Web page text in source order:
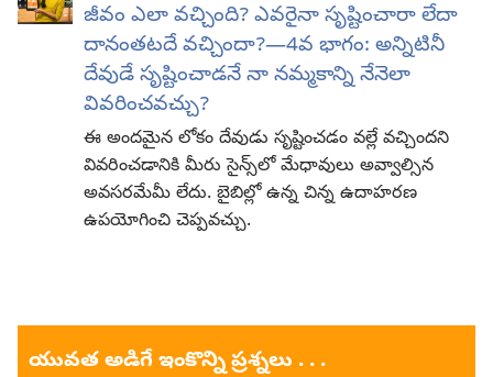
జీవం ఎలా వచ్చింది? ఎవరైనా సృష్టించారా లేదా
దానంతటదే వచ్చిందా?—4వ భాగం: అన్నిటినీ
దేవుడే సృష్టించాడనే నా నమ్మకాన్ని నేనెలా
వివరించవచ్చు?
ఈ అందమైన లోకం దేవుడు సృష్టించడం వల్లే వచ్చిందని
వివరించడానికి మీరు సైన్స్‌లో మేధావులు అవ్వాల్సిన
అవసరమేమీ లేదు. బైబిల్లో ఉన్న చిన్న ఉదాహరణ
ఉపయోగించి చెప్పవచ్చు.
యువత అడిగే ఇంకొన్ని ప్రశ్నలు . . .